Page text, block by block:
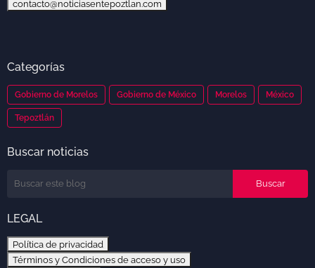
contacto@noticiasentepoztlan.com
Categorías
Gobierno de Morelos Gobierno de México Morelos México
Tepoztlán
Buscar noticias
LEGAL
Política de privacidad
Términos y Condiciones de acceso y uso